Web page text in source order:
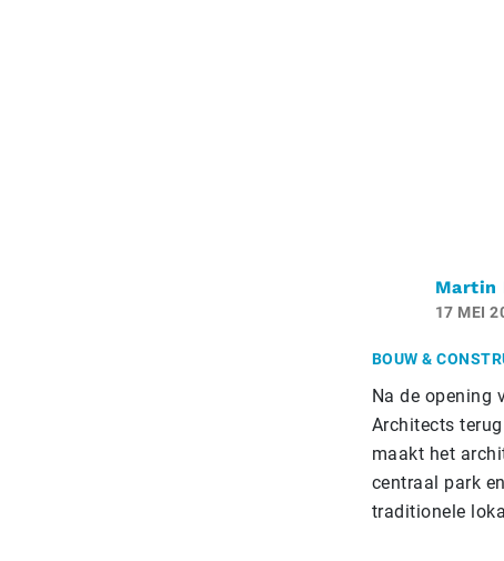
Martin
17 MEI
BOUW &
Na de opening
Architects
maakt het
centraal park
traditionele